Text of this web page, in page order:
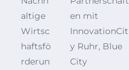
altige
Wirtsc
haftsfö
rderun
en mit
InnovationCit
y Ruhr, Blue
City